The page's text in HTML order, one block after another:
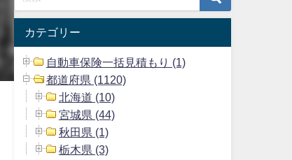
カテゴリー
自動車保険一括見積もり (1)
都道府県 (1120)
北海道 (10)
宮城県 (44)
秋田県 (1)
栃木県 (3)